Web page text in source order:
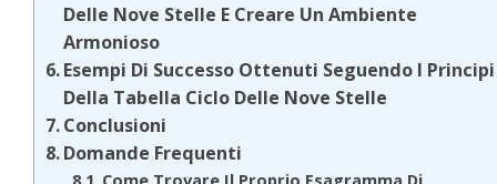
Delle Nove Stelle E Creare Un Ambiente
Armonioso
Esempi Di Successo Ottenuti Seguendo I Principi
Della Tabella Ciclo Delle Nove Stelle
Conclusioni
Domande Frequenti
Come Trovare Il Proprio Esagramma Di